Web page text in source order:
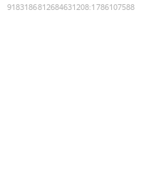
9183186812684631208:1786107588